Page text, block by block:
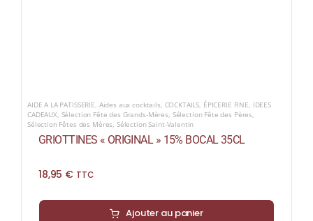
AIDE A LA PATISSERIE, Aides aux cocktails, COCKTAILS, ÉPICERIE FINE, IDEES
CADEAUX, Sélection Fête des Grands-Mères, Sélection Fête des Pères,
Sélection Fêtes des Mères, Sélection Saint-Valentin
GRIOTTINES « ORIGINAL » 15% BOCAL 35CL
18,95 € TTC
Ajouter au panier